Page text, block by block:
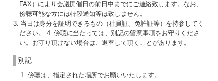
FAX）により会議開催日の前日中までにご連絡致します。なお、
傍聴可能な方には特段通知等は致しません。
3. 当日は身分を証明できるもの（社員証、免許証等）を持参してく
ださい。 4. 傍聴に当たっては、別記の留意事項をお守りくださ
い。お守り頂けない場合は、退室して頂くことがあります。
別記
傍聴は、指定された場所でお願いいたします。